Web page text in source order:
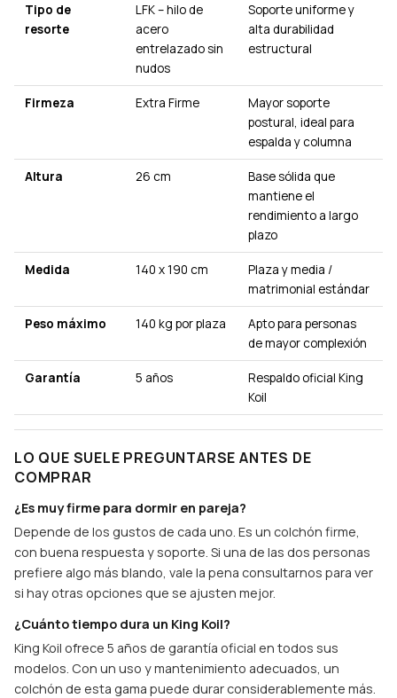
Tipo de
resorte
LFK – hilo de
acero
entrelazado sin
nudos
Soporte uniforme y
alta durabilidad
estructural
Firmeza Extra Firme
Mayor soporte
postural, ideal para
espalda y columna
Altura 26 cm
Base sólida que
mantiene el
rendimiento a largo
plazo
Medida 140 x 190 cm
Plaza y media /
matrimonial estándar
Peso máximo 140 kg por plaza
Apto para personas
de mayor complexión
Garantía 5 años
Respaldo oficial King
Koil
LO QUE SUELE PREGUNTARSE ANTES DE
COMPRAR
¿Es muy firme para dormir en pareja?
Depende de los gustos de cada uno. Es un colchón firme,
con buena respuesta y soporte. Si una de las dos personas
prefiere algo más blando, vale la pena consultarnos para ver
si hay otras opciones que se ajusten mejor.
¿Cuánto tiempo dura un King Koil?
King Koil ofrece 5 años de garantía oficial en todos sus
modelos. Con un uso y mantenimiento adecuados, un
colchón de esta gama puede durar considerablemente más.